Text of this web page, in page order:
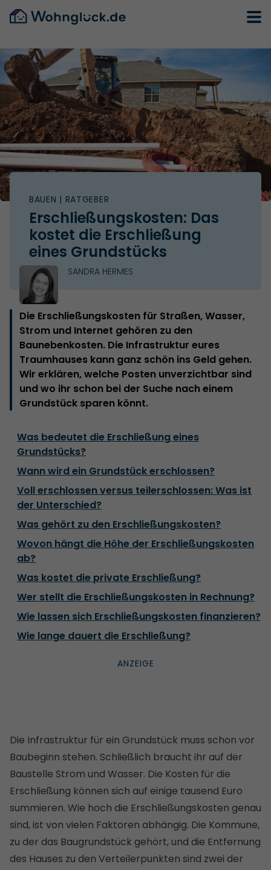
BAUEN | RATGEBER
Erschließungskosten: Das
kostet die Erschließung
eines Grundstücks
SANDRA HERMES
Die Erschließungskosten für Straßen, Wasser,
Strom und Internet gehören zu den
Baunebenkosten. Die Infrastruktur eures
Traumhauses kann ganz schön ins Geld gehen.
Wir erklären, welche Posten unverzichtbar sind
und wo ihr schon bei der Suche nach einem
Grundstück sparen könnt.
Was bedeutet die Erschließung eines
Grundstücks?
Wann wird ein Grundstück erschlossen?
Voll erschlossen versus teilerschlossen: Was ist
der Unterschied?
Was gehört zu den Erschließungskosten?
Wovon hängt die Höhe der Erschließungskosten
ab?
Was kostet die private Erschließung?
Wer stellt die Erschließungskosten in Rechnung?
Wie lassen sich Erschließungskosten finanzieren?
Wie lange dauert die Erschließung?
Die Infrastruktur für ein Grundstück muss schon vor
Baubeginn stehen. Schließlich braucht ihr auf der
Baustelle Strom und Wasser. Die Kosten für die
Erschließung können sich auf einige tausend Euro
summieren. Wie hoch die Erschließungskosten genau
sind, ist von vielen Faktoren abhängig. Die Kommune,
zu der das Baugrundstück gehört, und die Entfernung
des Hauses zu den Verteilerpunkten sind zwei der